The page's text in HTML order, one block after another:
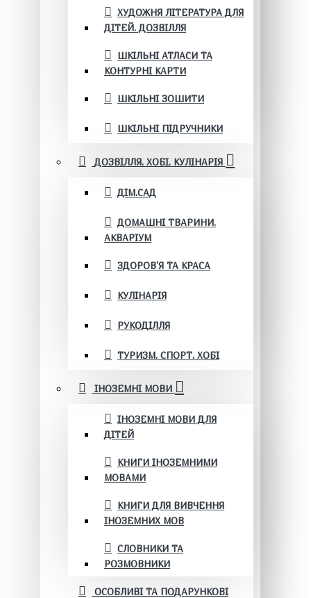
ХУДОЖНЯ ЛІТЕРАТУРА ДЛЯ
ДІТЕЙ. ДОЗВІЛЛЯ
ШКІЛЬНІ АТЛАСИ ТА
КОНТУРНІ КАРТИ
ШКІЛЬНІ ЗОШИТИ
ШКІЛЬНІ ПІДРУЧНИКИ
ДОЗВІЛЛЯ. ХОБІ. КУЛІНАРІЯ
ДІМ.САД
ДОМАШНІ ТВАРИНИ.
АКВАРІУМ
ЗДОРОВ'Я ТА КРАСА
КУЛІНАРІЯ
РУКОДІЛЛЯ
ТУРИЗМ. СПОРТ. ХОБІ
ІНОЗЕМНІ МОВИ
ІНОЗЕМНІ МОВИ ДЛЯ
ДІТЕЙ
КНИГИ ІНОЗЕМНИМИ
МОВАМИ
КНИГИ ДЛЯ ВИВЧЕННЯ
ІНОЗЕМНИХ МОВ
СЛОВНИКИ ТА
РОЗМОВНИКИ
ОСОБЛИВІ ТА ПОДАРУНКОВІ